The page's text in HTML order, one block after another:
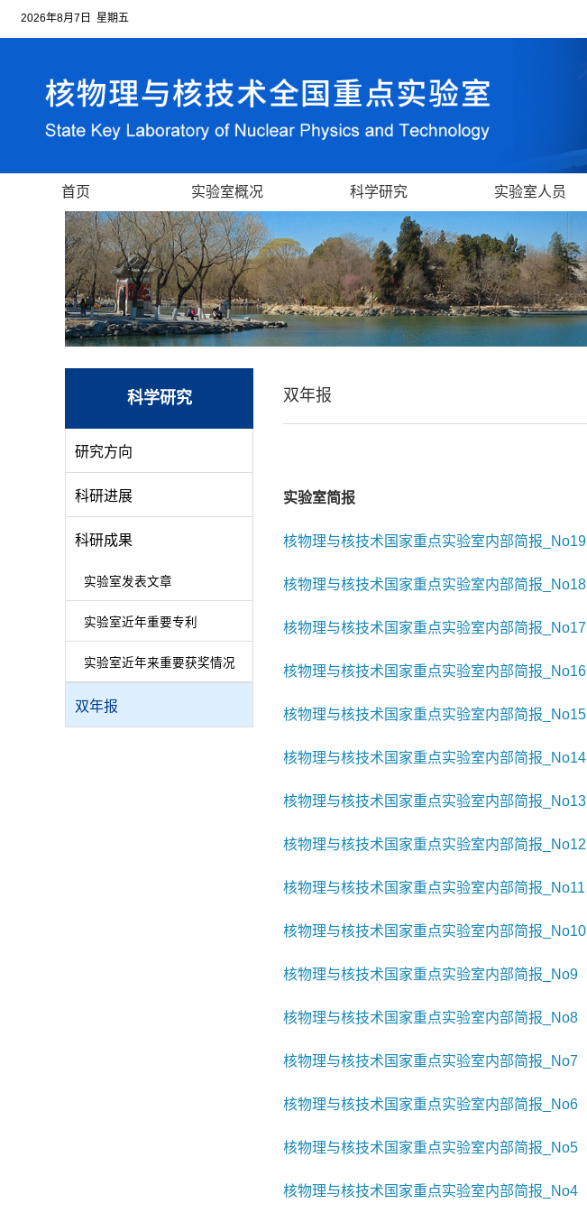
2026年8月7日 星期五
首页 实验室概况 科学研究 实验室人员
科学研究
研究方向
科研进展
科研成果
实验室发表文章
实验室近年重要专利
实验室近年来重要获奖情况
双年报
双年报
实验室简报
核物理与核技术国家重点实验室内部简报_No19
核物理与核技术国家重点实验室内部简报_No18
核物理与核技术国家重点实验室内部简报_No17
核物理与核技术国家重点实验室内部简报_No16
核物理与核技术国家重点实验室内部简报_No15
核物理与核技术国家重点实验室内部简报_No14
核物理与核技术国家重点实验室内部简报_No13
核物理与核技术国家重点实验室内部简报_No12
核物理与核技术国家重点实验室内部简报_No11
核物理与核技术国家重点实验室内部简报_No10
核物理与核技术国家重点实验室内部简报_No9
核物理与核技术国家重点实验室内部简报_No8
核物理与核技术国家重点实验室内部简报_No7
核物理与核技术国家重点实验室内部简报_No6
核物理与核技术国家重点实验室内部简报_No5
核物理与核技术国家重点实验室内部简报_No4